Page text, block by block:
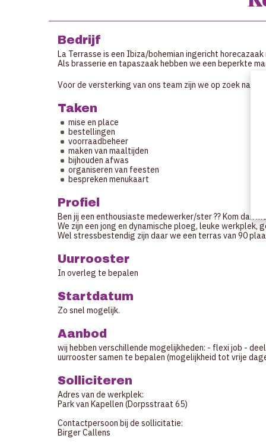
Bedrijf
La Terrasse is een Ibiza/bohemian ingericht
Als brasserie en tapaszaak hebben we een beperkte
Voor de versterking van ons team zijn we op zoek naar
Taken
mise en place
bestellingen
voorraadbeheer
maken van maaltijden
bijhouden afwas
organiseren van feesten
bespreken menukaart
Profiel
Ben jij een enthousiaste medewerker/ster ?? Kom dan
We zijn een jong en dynamische ploeg, leuke werkplek,
Wel stressbestendig zijn daar we een terras van 90
Uurrooster
In overleg te bepalen
Startdatum
Zo snel mogelijk.
Aanbod
wij hebben verschillende mogelijkheden: - flexi job -
uurrooster samen te bepalen (mogelijkheid tot vrije
Solliciteren
Adres van de werkplek:
Park van Kapellen (Dorpsstraat 65)
Contactpersoon bij de sollicitatie:
Birger Callens